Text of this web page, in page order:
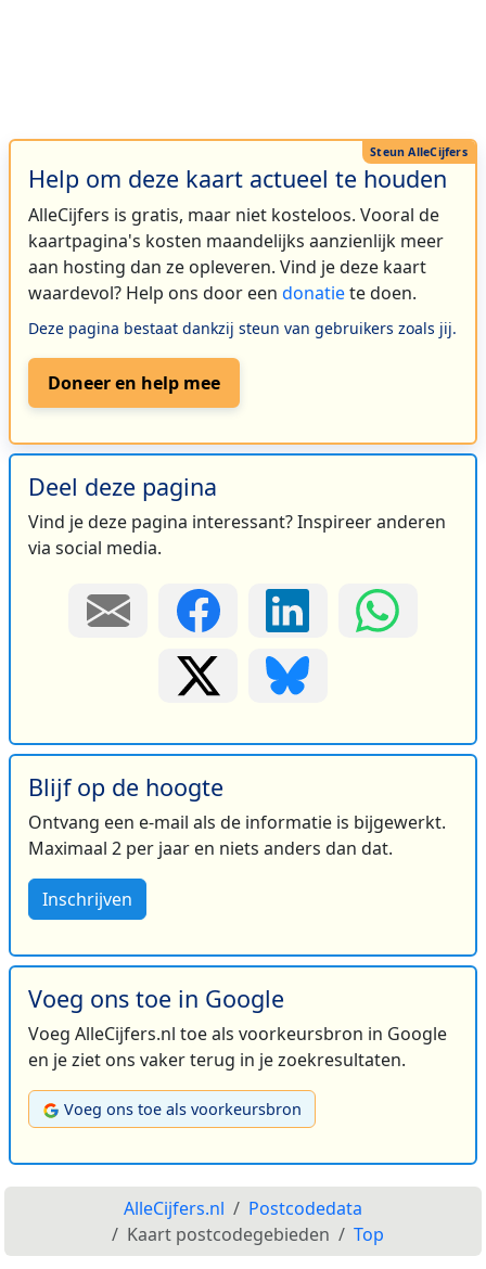
Help om deze kaart actueel te houden
AlleCijfers is gratis, maar niet kosteloos. Vooral de
kaartpagina's kosten maandelijks aanzienlijk meer
aan hosting dan ze opleveren. Vind je deze kaart
waardevol? Help ons door een donatiete doen.
Deze pagina bestaat dankzij steun van gebruikers zoals jij.
Doneer en help mee
Deel deze pagina
Vind je deze pagina interessant? Inspireer anderen
via social media.
Blijf op de hoogte
Ontvang een e-mail als de informatie is bijgewerkt.
Maximaal 2 per jaar en niets anders dan dat.
Inschrijven
Voeg ons toe in Google
Voeg AlleCijfers.nl toe als voorkeursbron in Google
en je ziet ons vaker terug in je zoekresultaten.
Voeg ons toe als voorkeursbron
AlleCijfers.nl
Postcodedata
Kaart postcodegebieden
Top